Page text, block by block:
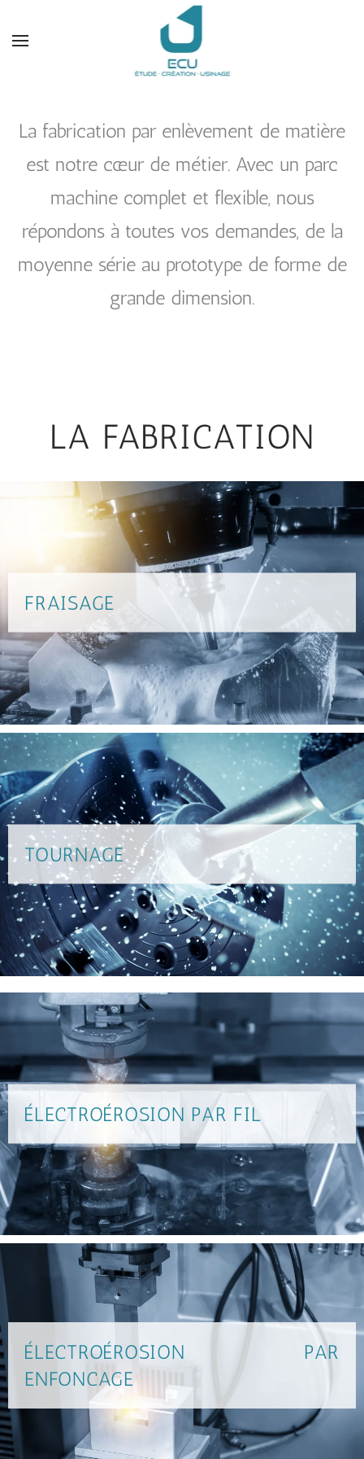
Accéder au contenu principal
La fabrication par enlèvement de matière
est notre cœur de métier. Avec un parc
machine complet et flexible, nous
répondons à toutes vos demandes, de la
moyenne série au prototype de forme de
grande dimension.
LA FABRICATION
FRAISAGE
TOURNAGE
ÉLECTROÉROSION PAR FIL
ÉLECTROÉROSION PAR
ENFONCAGE